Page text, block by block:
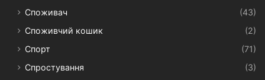
Споживач
(43)
Споживчий кошик
(2)
Спорт
(71)
Спростування
(3)